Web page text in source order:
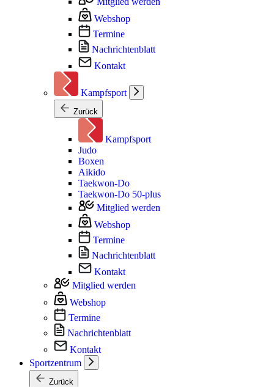
Webshop
Termine
Nachrichtenblatt
Kontakt
Kampfsport
Zurück
Kampfsport
Judo
Boxen
Aikido
Taekwon-Do
Taekwon-Do 50-plus
Mitglied werden
Webshop
Termine
Nachrichtenblatt
Kontakt
Mitglied werden
Webshop
Termine
Nachrichtenblatt
Kontakt
Sportzentrum
Zurück